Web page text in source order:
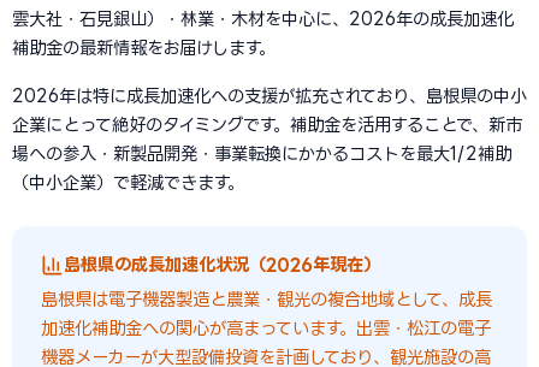
雲大社・石見銀山）・林業・木材を中心に、2026年の成長加速化
補助金の最新情報をお届けします。
2026年は特に成長加速化への支援が拡充されており、島根県の中小
企業にとって絶好のタイミングです。補助金を活用することで、新市
場への参入・新製品開発・事業転換にかかるコストを最大1/2補助
（中小企業）で軽減できます。
島根県の成長加速化状況（2026年現在）
島根県は電子機器製造と農業・観光の複合地域として、成長
加速化補助金への関心が高まっています。出雲・松江の電子
機器メーカーが大型設備投資を計画しており、観光施設の高